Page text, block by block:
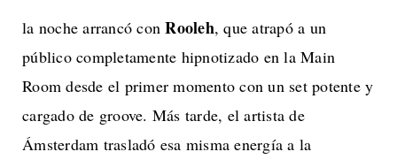
la noche arrancó conRooleh, que atrapó a un
público completamente hipnotizado en la Main
Room desde el primer momento con un set potente y
cargado de groove. Más tarde, el artista de
Ámsterdam trasladó esa misma energía a la